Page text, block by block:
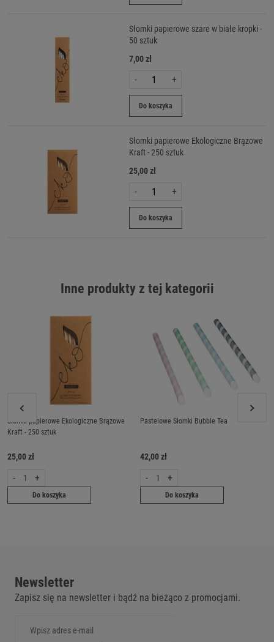
Słomki papierowe szare w białe kropki -
50 sztuk
7,00 zł
- +
Do koszyka
Słomki papierowe Ekologiczne Brązowe
Kraft - 250 sztuk
25,00 zł
- +
Do koszyka
Inne produkty z tej kategorii
Słomki papierowe Ekologiczne Brązowe
Kraft - 250 sztuk
25,00 zł
- +
Do koszyka
Pastelowe Słomki Bubble Tea
42,00 zł
- +
Do koszyka
Newsletter
Zapisz się na newsletter i bądź na bieżąco z promocjami.